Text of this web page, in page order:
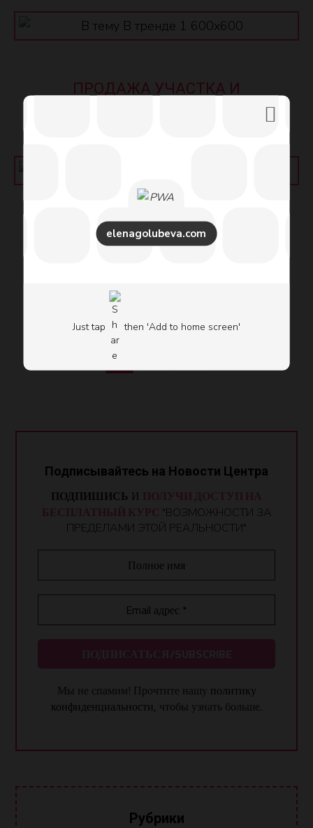
elenagolubeva.com
Бизнес сайт Елены Голубевой
Just tap then 'Add to home screen'
ПРОДАЖА УЧАСТКА И
ПОСЛЕ ВАШИХ СЕАНСОВ Я
ПЕРЕЗАРЯДИЛАСЬ
Подписывайтесь на Новости Центра
ПОДПИШИСЬ И
"ВОЗМОЖНОСТИ ЗА
ПРЕДЕЛАМИ ЭТОЙ РЕАЛЬНОСТИ"
Мы не спамим! Прочтите нашу политику
конфиденциальности, чтобы узнать больше.
Рубрики